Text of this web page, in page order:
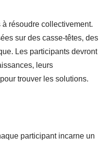
à résoudre collectivement.
sur des casse-têtes, des
Les participants devront
leurs
trouver les solutions.
participant incarne un